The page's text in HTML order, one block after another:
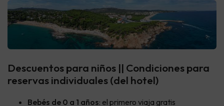
Descuentos para niños || Condiciones para
reservas individuales (del hotel)
Bebés de 0 a 1 años: el primero viaja gratis